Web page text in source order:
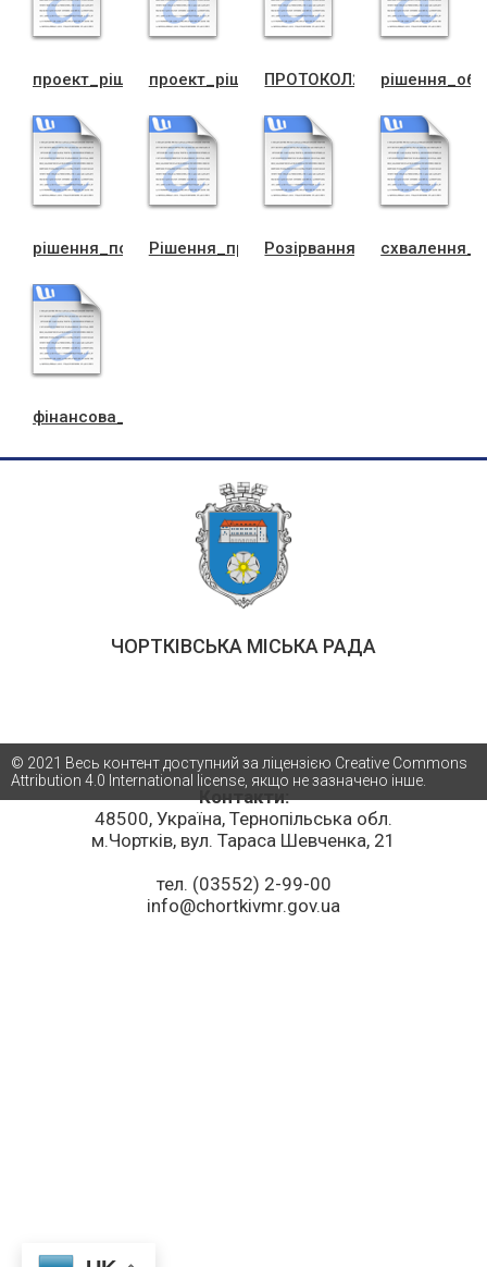
проект_рiшення_фiн.пiдтрим.2021рiк
проект_рiшення_фiн.пiдтрим.СIЗО_2021
ПРОТОКОЛ2
рiшення_по_програмi_на_виконком
Рiшення_про_КОНКУРС_Бiла,Бичкiвцi_(1)
фiнансова_пiдтримка_-1324
ЧОРТКІВСЬКА МІСЬКА РАДА
Контакти:
48500, Україна, Тернопільська обл.
м.Чортків, вул. Тараса Шевченка, 21
тел. (03552) 2-99-00
info@chortkivmr.gov.ua
© 2021 Весь контент доступний за ліцензією Creative Commons
Attribution 4.0 International license, якщо не зазначено інше.